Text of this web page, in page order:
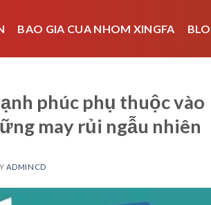
BAO GIA CUA NHOM XINGFA
phúc phụ thuộc vào
may rủi ngẫu nhiên
ADMINCD